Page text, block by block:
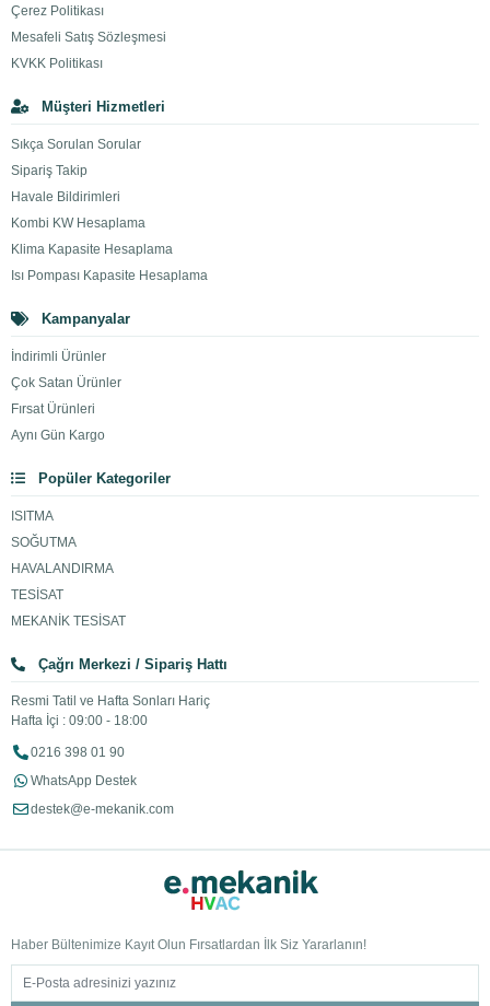
Çerez Politikası
Mesafeli Satış Sözleşmesi
KVKK Politikası
Müşteri Hizmetleri
Sıkça Sorulan Sorular
Sipariş Takip
Havale Bildirimleri
Kombi KW Hesaplama
Klima Kapasite Hesaplama
Isı Pompası Kapasite Hesaplama
Kampanyalar
İndirimli Ürünler
Çok Satan Ürünler
Fırsat Ürünleri
Aynı Gün Kargo
Popüler Kategoriler
ISITMA
SOĞUTMA
HAVALANDIRMA
TESİSAT
MEKANİK TESİSAT
Çağrı Merkezi / Sipariş Hattı
Resmi Tatil ve Hafta Sonları Hariç
Hafta İçi : 09:00 - 18:00
0216 398 01 90
WhatsApp Destek
destek@e-mekanik.com
Haber Bültenimize Kayıt Olun Fırsatlardan İlk Siz Yararlanın!